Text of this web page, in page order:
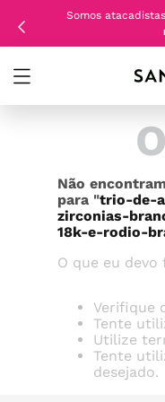
Somos
Não
para "trio-de-
zirconias-
18k-e-rodio-
O que eu devo
Verifique
Tente
Utilize
Tente
desejado.